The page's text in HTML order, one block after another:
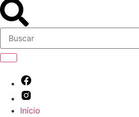
Início